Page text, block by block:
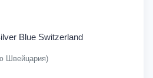
Blue Switzerland
Швейцария)